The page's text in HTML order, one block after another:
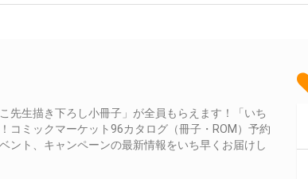
先生描き下ろし小冊子」が全員もらえます！「いち
コミックマーケット96カタログ（冊子・ROM）予約
ント、キャンペーンの最新情報をいち早くお届けし